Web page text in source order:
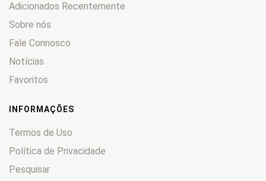
RS 0
RST
RSV 0
RX
RXV
Shiver 0
Sonic 0
Sport City 0
SR 0
Adicionados Recentemente
Sobre nós
Fale Connosco
Notícias
Favoritos
INFORMAÇÕES
Termos de Uso
Política de Privacidade
Pesquisar